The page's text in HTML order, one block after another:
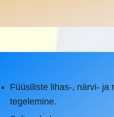
Füüsiliste lihas-, närvi- ja
tegelemine.